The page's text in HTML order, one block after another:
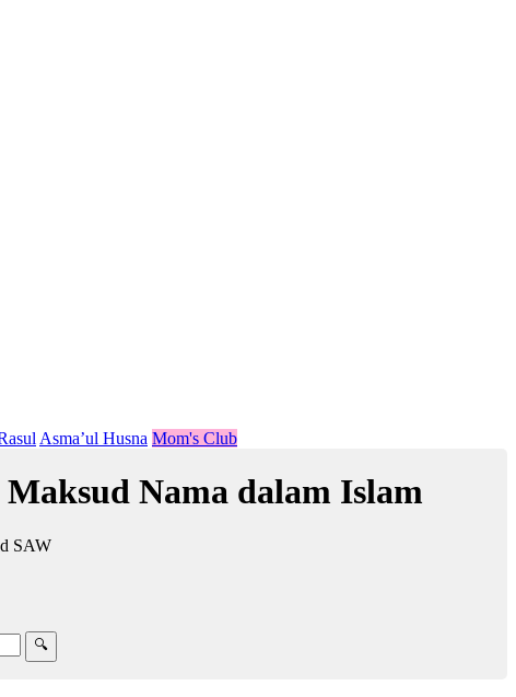
Asma’ul Husna Mom's Club
Nama dalam Islam
SAW